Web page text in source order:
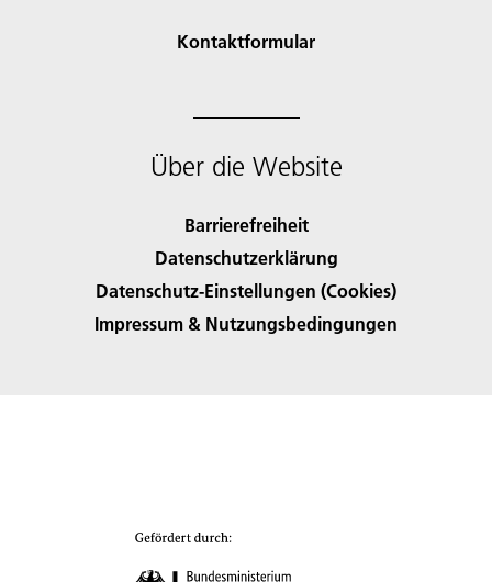
Kontaktformular
Über die Website
Barrierefreiheit
Datenschutzerklärung
Datenschutz-Einstellungen (Cookies)
Impressum & Nutzungsbedingungen